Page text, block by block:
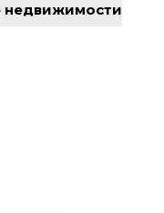
недвижимости